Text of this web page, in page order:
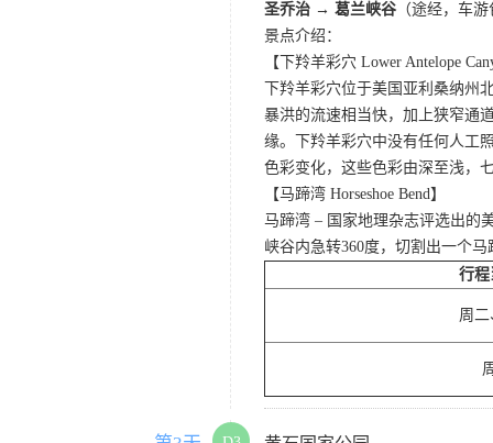
圣乔治 → 葛兰峡谷 （途经，车
景点介绍：
【下羚羊彩穴 Lower Antelope
下羚羊彩穴位于美国亚利桑纳
暴洪的流速相当快，加上狭窄通
缘。下羚羊彩穴中没有任何人工
色彩变化，这些色彩由深至浅，
【马蹄湾 Horseshoe Bend】
马蹄湾 – 国家地理杂志评选出的
峡谷内急转360度，切割出一个
行程
周